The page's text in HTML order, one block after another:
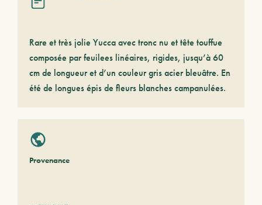
Rare et très jolie Yucca avec tronc nu et tête touffue
composée par feuilees linéaires, rigides, jusqu’à 60
cm de longueur et d’un couleur gris acier bleuâtre. En
été de longues épis de fleurs blanches campanulées.
Provenance